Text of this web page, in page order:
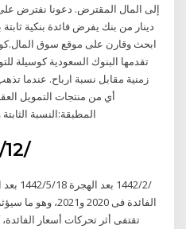
ابحث وقارن على موقع سوق المال.كوم
تقدمها البنوك السعودية كوسيلة
زمنية مقابل نسبة ارباح. عندما
أي من منتجات التمويل
المطبقة:النسبة
10‏‏/12‏‏/1439 بعد الهجرة
الفائدة فى 2020
تقتفى أثر تحركات أسعار